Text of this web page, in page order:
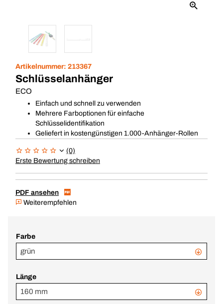
Artikelnummer: 213367
Schlüsselanhänger
ECO
Einfach und schnell zu verwenden
Mehrere Farboptionen für einfache
Schlüsselidentifikation
Geliefert in kostengünstigen 1.000-Anhänger-Rollen
(0)
Erste Bewertung schreiben
PDF ansehen
Weiterempfehlen
Farbe
grün
Länge
160 mm